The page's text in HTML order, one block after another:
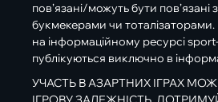
пов’язані/можуть бути пов’язані
букмекерами чи тоталізаторами.
на інформаційному ресурсі
публікуються виключно в
УЧАСТЬ В АЗАРТНИХ ІГРАХ